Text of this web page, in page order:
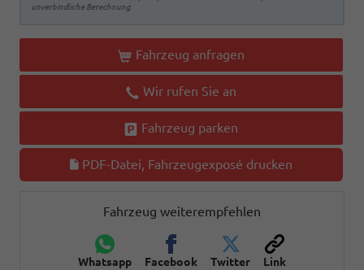
unverbindliche Berechnung
Fahrzeug anfragen
Wir rufen Sie an
Fahrzeug parken
PDF-Datei, Fahrzeugexposé drucken
Fahrzeug weiterempfehlen
Whatsapp Facebook Twitter Link